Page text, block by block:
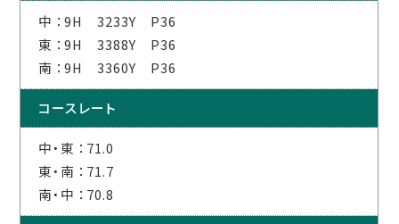
中 ：9H 3233Y P36
東 ：9H 3388Y P36
南 ：9H 3360Y P36
コースレート
中・東 ：71.0
東・南 ：71.7
南・中 ：70.8